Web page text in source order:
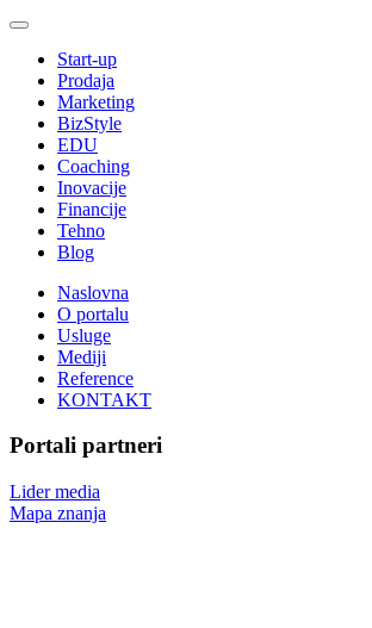
Start-up
Prodaja
Marketing
BizStyle
EDU
Coaching
Inovacije
Financije
Tehno
Blog
Naslovna
O portalu
Usluge
Mediji
Reference
KONTAKT
Portali partneri
Lider media
Mapa znanja